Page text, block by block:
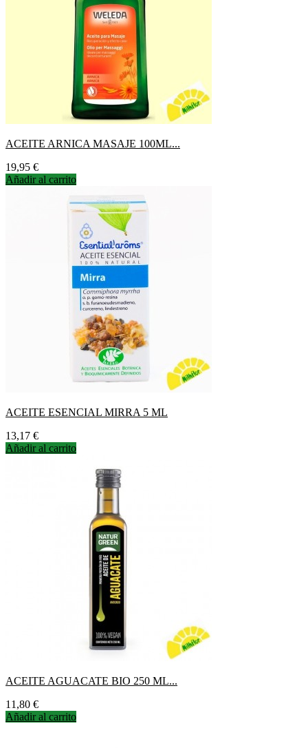
ACEITE ARNICA MASAJE 100ML...
Precio
19,95 €
Añadir al carrito
ACEITE ESENCIAL MIRRA 5 ML
Precio
13,17 €
Añadir al carrito
ACEITE AGUACATE BIO 250 ML...
Precio
11,80 €
Añadir al carrito